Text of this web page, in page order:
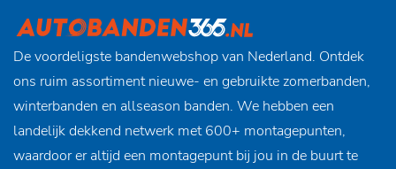
De voordeligste bandenwebshop van Nederland. Ontdek
ons ruim assortiment nieuwe- en gebruikte zomerbanden,
winterbanden en allseason banden. We hebben een
landelijk dekkend netwerk met 600+ montagepunten,
waardoor er altijd een montagepunt bij jou in de buurt te